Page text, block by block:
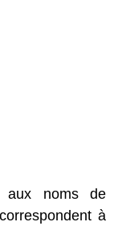
aux noms de
à